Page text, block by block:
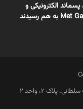
الکترونیکی و
پلاک 2، واحد 2